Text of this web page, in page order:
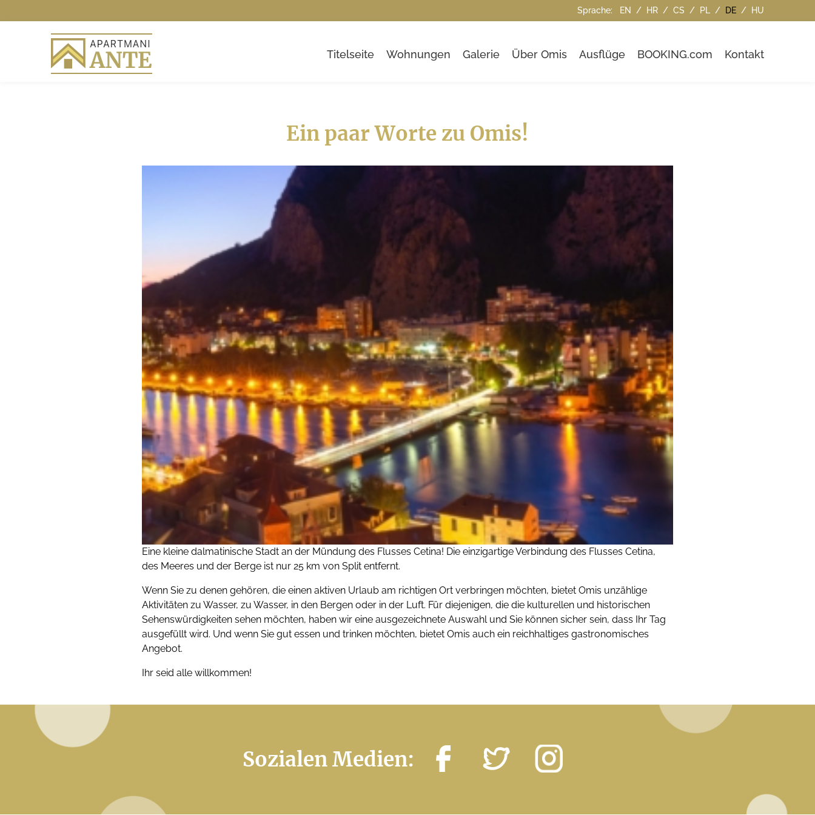
Sprache: EN / HR / CS / PL / DE / HU
Titelseite Wohnungen Galerie Über Omis Ausflüge BOOKING.com Kontakt
Ein paar Worte zu Omis!
Eine kleine dalmatinische Stadt an der Mündung des Flusses Cetina! Die einzigartige Verbindung des Flusses Cetina,
des Meeres und der Berge ist nur 25 km von Split entfernt.
Wenn Sie zu denen gehören, die einen aktiven Urlaub am richtigen Ort verbringen möchten, bietet Omis unzählige
Aktivitäten zu Wasser, zu Wasser, in den Bergen oder in der Luft. Für diejenigen, die die kulturellen und historischen
Sehenswürdigkeiten sehen möchten, haben wir eine ausgezeichnete Auswahl und Sie können sicher sein, dass Ihr Tag
ausgefüllt wird. Und wenn Sie gut essen und trinken möchten, bietet Omis auch ein reichhaltiges gastronomisches
Angebot.
Ihr seid alle willkommen!
Sozialen Medien: